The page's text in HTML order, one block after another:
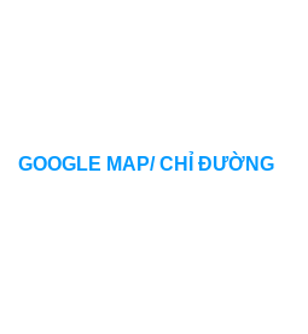
GOOGLE MAP/ CHỈ ĐƯỜNG